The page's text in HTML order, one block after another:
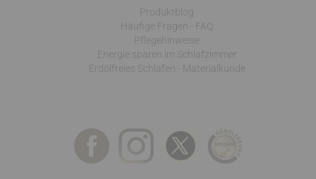
Produktblog
Häufige Fragen - FAQ
Pflegehinweise
Energie sparen im Schlafzimmer
Erdölfreies Schlafen - Materialkunde